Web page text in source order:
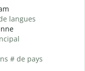
langues
# de pays